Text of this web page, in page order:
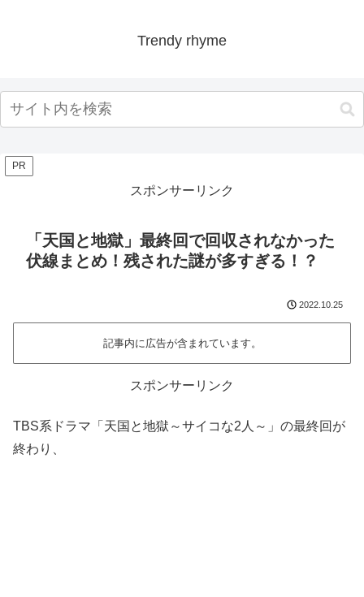
Trendy rhyme
PR
スポンサーリンク
「天国と地獄」最終回で回収されなかった
伏線まとめ！残された謎が多すぎる！？
2022.10.25
記事内に広告が含まれています。
スポンサーリンク
TBS系ドラマ「天国と地獄～サイコな2人～」の最終回が
終わり、